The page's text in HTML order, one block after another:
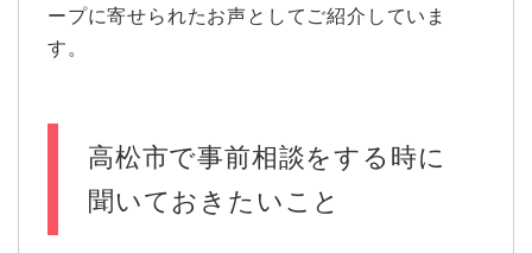
ープに寄せられたお声としてご紹介していま
す。
高松市で事前相談をする時に
聞いておきたいこと